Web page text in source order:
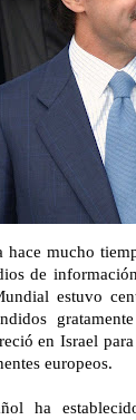
mucho
de
estuvo
en Israel
europeos.
ha